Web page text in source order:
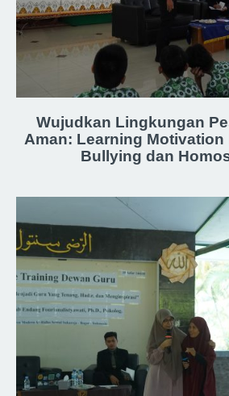
Wujudkan Lingkungan
Aman: Learning
Bullying dan